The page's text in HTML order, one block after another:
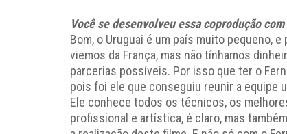
Você se desenvolveu essa coprodução
Bom, o Uruguai é um país muito pequeno,
viemos da França, mas não tínhamos
parcerias possíveis. Por isso que ter o
pois foi ele que conseguiu reunir a equipe
Ele conhece todos os técnicos, os
profissional e artística, é claro, mas